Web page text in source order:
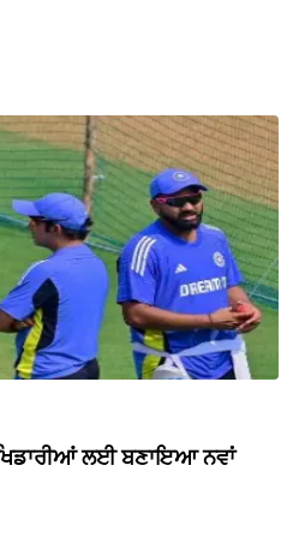
ਲਈ ਬਣਾਇਆ ਨਵਾਂ